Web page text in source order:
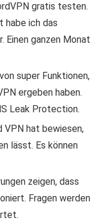
gratis testen.
habe ich das
Einen ganzen Monat
super Funktionen,
ergeben haben.
Leak Protection.
VPN hat bewiesen,
lässt. Es können
zeigen, dass
Fragen werden